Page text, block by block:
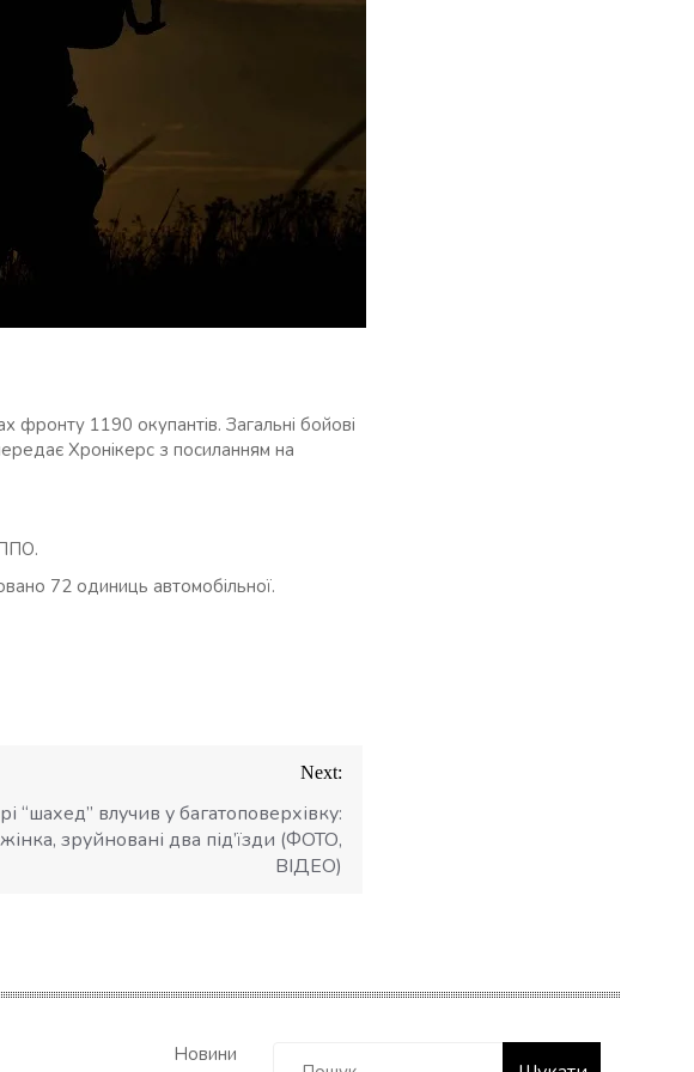
фронту 1190 окупантів. Загальні бойові
Хронікерс з посиланням на
72 одиниць автомобільної.
Next:
“шахед” влучив у багатоповерхівку:
зруйновані два під’їзди (ФОТО,
ВІДЕО)
Новини